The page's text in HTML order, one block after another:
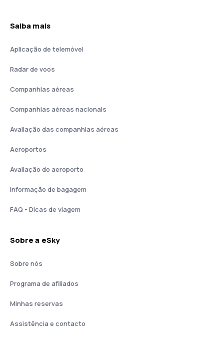
Saiba mais
Aplicação de telemóvel
Radar de voos
Companhias aéreas
Companhias aéreas nacionais
Avaliação das companhias aéreas
Aeroportos
Avaliação do aeroporto
Informação de bagagem
FAQ - Dicas de viagem
Sobre a eSky
Sobre nós
Programa de afiliados
Minhas reservas
Assistência e contacto